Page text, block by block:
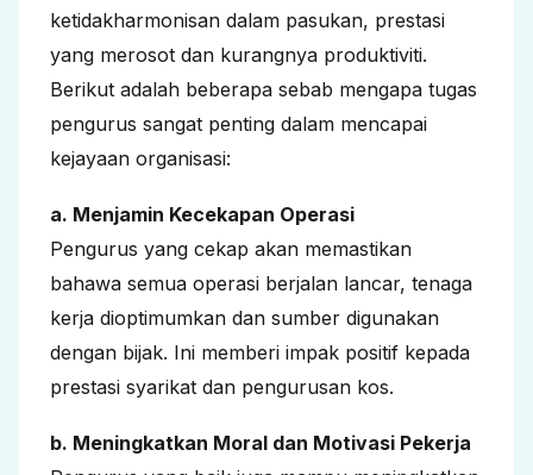
ketidakharmonisan dalam pasukan, prestasi
yang merosot dan kurangnya produktiviti.
Berikut adalah beberapa sebab mengapa tugas
pengurus sangat penting dalam mencapai
kejayaan organisasi:
a. Menjamin Kecekapan Operasi
Pengurus yang cekap akan memastikan
bahawa semua operasi berjalan lancar, tenaga
kerja dioptimumkan dan sumber digunakan
dengan bijak. Ini memberi impak positif kepada
prestasi syarikat dan pengurusan kos.
b. Meningkatkan Moral dan Motivasi Pekerja